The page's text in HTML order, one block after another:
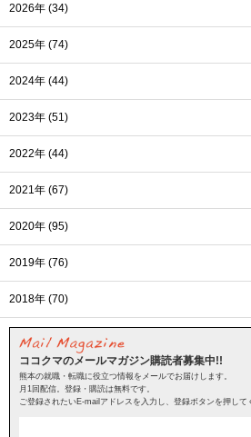
2026年 (34)
2025年 (74)
2024年 (44)
2023年 (51)
2022年 (44)
2021年 (67)
2020年 (95)
2019年 (76)
2018年 (70)
ココクマのメールマガジン購読者募集中!!
熊本の就職・転職に役立つ情報をメールでお届けします。
月1回配信。登録・購読は無料です。
ご登録されたいE-mailアドレスを入力し、登録ボタンを押して